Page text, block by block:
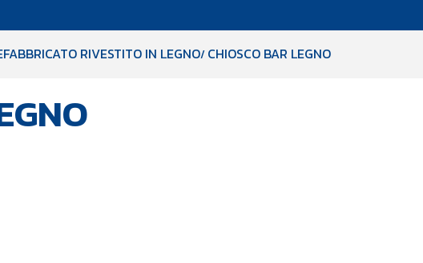
RIVESTITO IN LEGNO CHIOSCO BAR LEGNO